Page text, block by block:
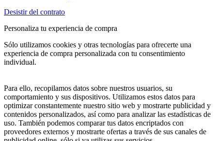
Desistir del contrato
Personaliza tu experiencia de compra
Sólo utilizamos cookies y otras tecnologías para ofrecerte una
experiencia de compra personalizada con tu consentimiento
individual.
Para ello, recopilamos datos sobre nuestros usuarios, su
comportamiento y sus dispositivos. Utilizamos estos datos para
optimizar constantemente nuestro sitio web y mostrarte publicidad y
contenidos personalizados, así como para analizar las estadísticas de
uso. También podemos comparar tus datos encriptados con
proveedores externos y mostrarte ofertas a través de sus canales de